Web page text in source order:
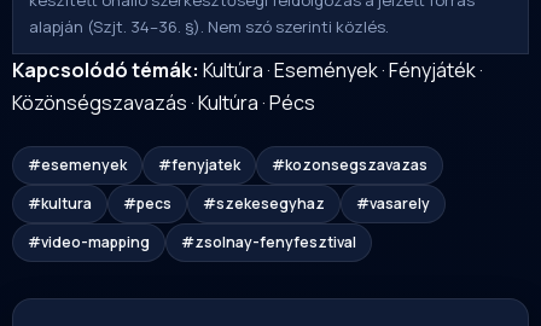
alapján (Szjt. 34–36. §). Nem szó szerinti közlés.
Kapcsolódó témák: Kultúra·Események·Fényjáték·
Közönségszavazás·Kultúra·Pécs
#esemenyek #fenyjatek
#kozonsegszavazas
#kultura
#pecs #szekesegyhaz
#vasarely
#video-mapping
#zsolnay-fenyfesztival